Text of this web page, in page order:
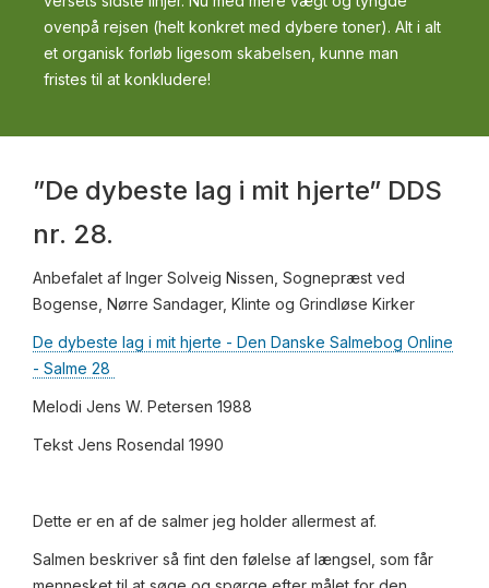
ovenpå rejsen (helt konkret med dybere toner). Alt i alt
et organisk forløb ligesom skabelsen, kunne man
fristes til at konkludere!
”De dybeste lag i mit hjerte” DDS
nr. 28.
Anbefalet af Inger Solveig Nissen, Sognepræst ved
Bogense, Nørre Sandager, Klinte og Grindløse Kirker
De dybeste lag i mit hjerte - Den Danske Salmebog Online
- Salme 28
Melodi Jens W. Petersen 1988
Tekst Jens Rosendal 1990
Dette er en af de salmer jeg holder allermest af.
Salmen beskriver så fint den følelse af længsel, som får